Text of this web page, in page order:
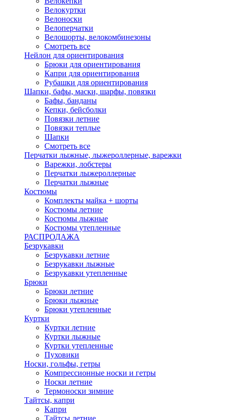
Велокуртки
Велоноски
Велоперчатки
Велошорты, велокомбинезоны
Смотреть все
Нейлон для ориентирования
Брюки для ориентирования
Капри для ориентирования
Рубашки для ориентирования
Шапки, бафы, маски, шарфы, повязки
Бафы, банданы
Кепки, бейсболки
Повязки летние
Повязки теплые
Шапки
Смотреть все
Перчатки лыжные, лыжероллерные, варежки
Варежки, лобстеры
Перчатки лыжероллерные
Перчатки лыжные
Костюмы
Комплекты майка + шорты
Костюмы летние
Костюмы лыжные
Костюмы утепленные
РАСПРОДАЖА
Безрукавки
Безрукавки летние
Безрукавки лыжные
Безрукавки утепленные
Брюки
Брюки летние
Брюки лыжные
Брюки утепленные
Куртки
Куртки летние
Куртки лыжные
Куртки утепленные
Пуховики
Носки, гольфы, гетры
Компрессионные носки и гетры
Носки летние
Термоноски зимние
Тайтсы, капри
Капри
Тайтсы летние